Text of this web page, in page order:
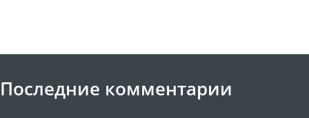
Последние комментарии